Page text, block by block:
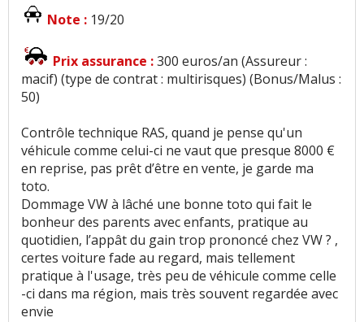
Note : 19/20
Prix assurance :300 euros/an (Assureur :
macif) (type de contrat : multirisques) (Bonus/Malus :
50)
Contrôle technique RAS, quand je pense qu'un
véhicule comme celui-ci ne vaut que presque 8000 €
en reprise, pas prêt d’être en vente, je garde ma
toto.
Dommage VW à lâché une bonne toto qui fait le
bonheur des parents avec enfants, pratique au
quotidien, l’appât du gain trop prononcé chez VW ? ,
certes voiture fade au regard, mais tellement
pratique à l'usage, très peu de véhicule comme celle
-ci dans ma région, mais très souvent regardée avec
envie